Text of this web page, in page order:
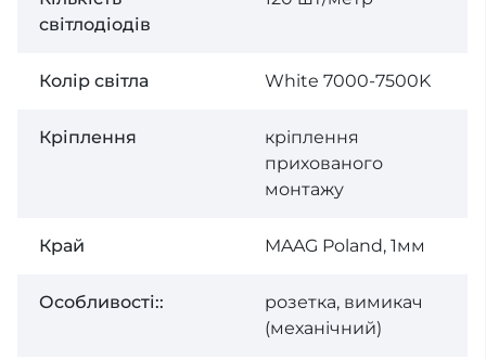
світлодіодів
Колір світла White 7000-7500K
Кріплення
кріплення
прихованого
монтажу
Край MAAG Poland, 1мм
Особливості::
розетка, вимикач
(механічний)